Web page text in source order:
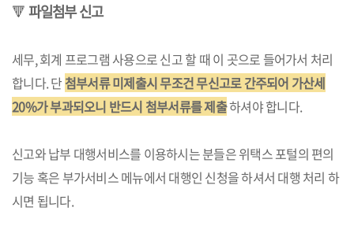
🔻파일첨부 신고
세무, 회계 프로그램 사용으로 신고 할 때 이 곳으로 들어가서 처리
합니다. 단 첨부서류 미제출시 무조건 무신고로 간주되어 가산세
20%가 부과되오니 반드시 첨부서류를 제출하셔야 합니다.
신고와 납부 대행서비스를 이용하시는 분들은 위택스 포털의 편의
기능 혹은 부가서비스 메뉴에서 대행인 신청을 하셔서 대행 처리 하
시면 됩니다.